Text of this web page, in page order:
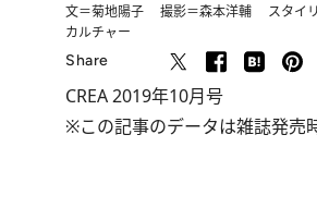
文＝菊地陽子 撮影＝森本洋輔 スタイリ
カルチャー
Share
CREA 2019年10月号
※この記事のデータは雑誌発売